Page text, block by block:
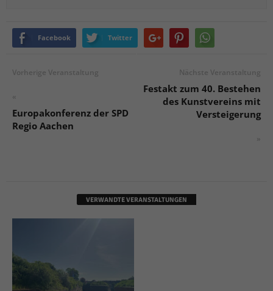
Facebook Twitter
Vorherige Veranstaltung
«
Europakonferenz der SPD
Regio Aachen
Nächste Veranstaltung
Festakt zum 40. Bestehen
des Kunstvereins mit
Versteigerung
»
VERWANDTE VERANSTALTUNGEN